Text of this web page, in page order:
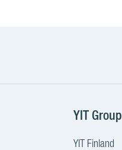
YIT Group
YIT Finland